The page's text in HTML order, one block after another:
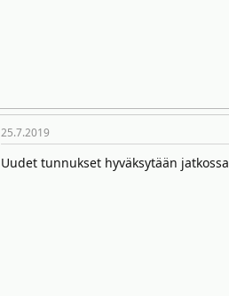
25.7.2019
Uudet tunnukset hyväksytään